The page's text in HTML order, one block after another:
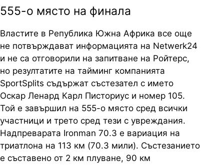
555-о място на финала
Властите в Република Южна Африка все още
не потвърждават информацията на Netwerk24
и не са отговорили на запитване на Ройтерс,
но резултатите на тайминг компанията
SportSplits съдържат състезател с името
Оскар Ленард Карл Писториус и номер 105.
Той е завършил на 555-о място сред всички
участници и трето сред тези с увреждания.
Надпреварата Ironman 70.3 е вариация на
триатлона на 113 км (70.3 мили). Състезанието
е съставено от 2 км плуване, 90 км